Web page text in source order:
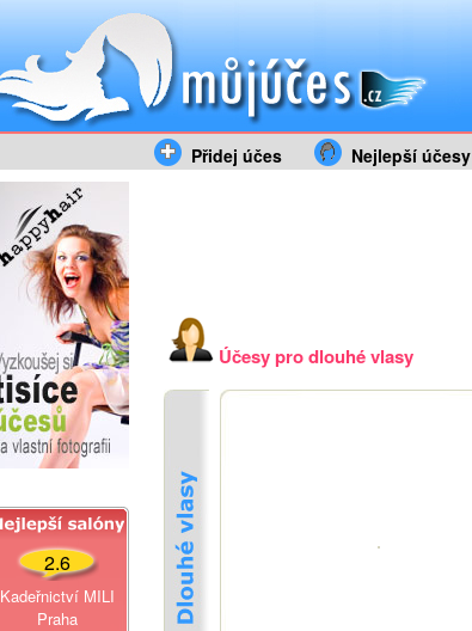
Přidej účes Nejlepší účesy
2.6
Kadeřnictví MILI
Praha
Účesy pro dlouhé vlasy